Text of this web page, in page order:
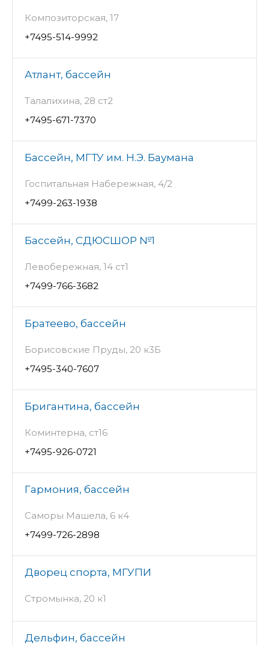
Композиторская, 17
+7495-514-9992
Атлант, бассейн
Талалихина, 28 ст2
+7495-671-7370
Бассейн, МГТУ им. Н.Э. Баумана
Госпитальная Набережная, 4/2
+7499-263-1938
Бассейн, СДЮСШОР №1
Левобережная, 14 ст1
+7499-766-3682
Братеево, бассейн
Борисовские Пруды, 20 к3Б
+7495-340-7607
Бригантина, бассейн
Коминтерна, ст16
+7495-926-0721
Гармония, бассейн
Саморы Машела, 6 к4
+7499-726-2898
Дворец спорта, МГУПИ
Стромынка, 20 к1
Дельфин, бассейн